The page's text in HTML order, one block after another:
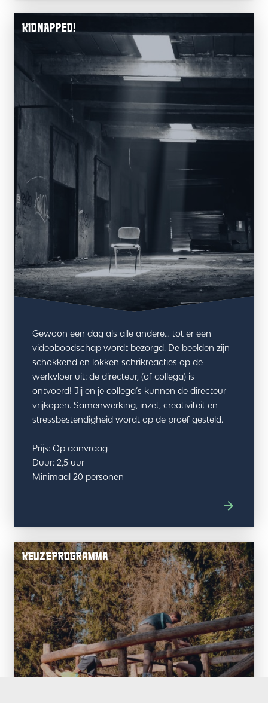
KIDNAPPED!
Gewoon een dag als alle andere… tot er een
videoboodschap wordt bezorgd. De beelden zijn
schokkend en lokken schrikreacties op de
werkvloer uit: de directeur, (of collega) is
ontvoerd! Jij en je collega’s kunnen de directeur
vrijkopen. Samenwerking, inzet, creativiteit en
stressbestendigheid wordt op de proef gesteld.
Prijs: Op aanvraag
Duur: 2,5 uur
Minimaal 20 personen
KEUZEPROGRAMMA